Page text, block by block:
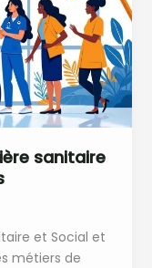
sanitaire
et Social et
métiers de